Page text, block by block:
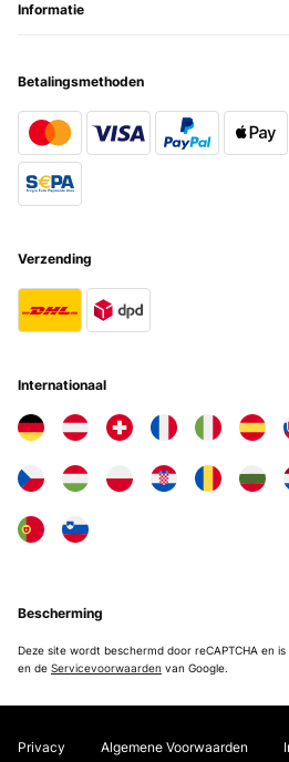
Informatie
Betalingsmethoden
Verzending
Internationaal
Bescherming
Deze site wordt beschermd door reCAPTCHA en
en de Servicevoorwaarden van Google.
Privacy Algemene Voorwaarden